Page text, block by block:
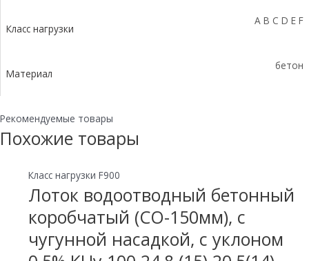
Класс нагрузки
A B C D E F
Материал
бетон
Рекомендуемые товары
Похожие товары
Класс нагрузки F900
Лоток водоотводный бетонный
коробчатый (СО-150мм), с
чугунной насадкой, с уклоном